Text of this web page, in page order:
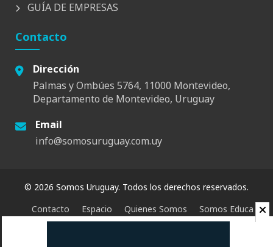
GUÍA DE EMPRESAS
Contacto
Dirección
Palmas y Ombúes 5764, 11000 Montevideo,
Departamento de Montevideo, Uruguay
Email
info@somosuruguay.com.uy
© 2026 Somos Uruguay. Todos los derechos reservados.
Contacto
Espacio Quienes Somos Somos Educa